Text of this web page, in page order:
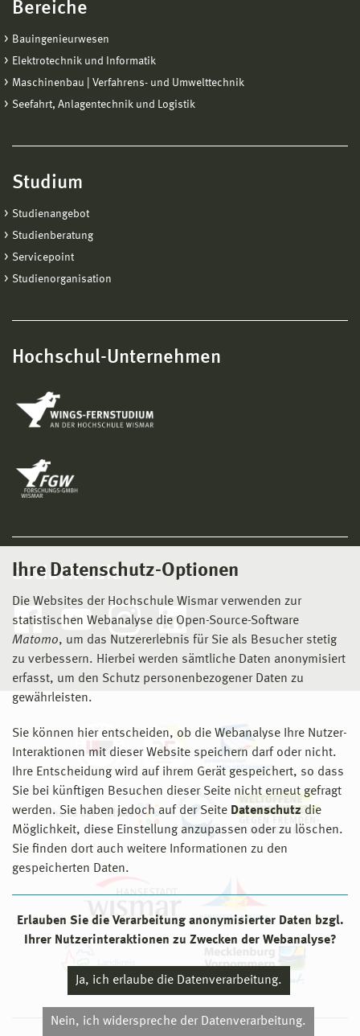
Ihre Datenschutz-Optionen
Die Websites der Hochschule Wismar verwenden zur
statistischen Webanalyse die Open-Source-Software
Matomo, um das Nutzererlebnis für Sie als Besucher stetig
zu verbessern. Hierbei werden sämtliche Daten anonymisiert
erfasst, um den Schutz personenbezogener Daten zu
gewährleisten.
Sie können hier entscheiden, ob die Webanalyse Ihre Nutzer-
Interaktionen mit dieser Website speichern darf oder nicht.
Ihre Entscheidung wird auf ihrem Gerät gespeichert, so dass
Sie bei künftigen Besuchen dieser Seite nicht erneut gefragt
werden. Sie haben jedoch auf der Seite Datenschutz die
Möglichkeit, diese Einstellung anzupassen oder zu löschen.
Sie finden dort auch weitere Informationen zu den
gespeicherten Daten.
Erlauben Sie die Verarbeitung anonymisierter Daten bzgl.
Ihrer Nutzerinteraktionen zu Zwecken der Webanalyse?
Ja, ich erlaube die Datenverarbeitung.
Nein, ich widerspreche der Datenverarbeitung.
Bereiche
Bauingenieurwesen
Elektrotechnik und Informatik
Maschinenbau | Verfahrens- und Umwelttechnik
Seefahrt, Anlagentechnik und Logistik
Studium
Studienangebot
Studienberatung
Servicepoint
Studienorganisation
Hochschul-Unternehmen
Social Media